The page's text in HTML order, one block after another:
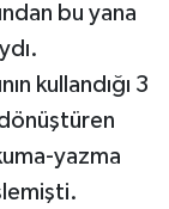
bu yana
kullandığı 3
yazma